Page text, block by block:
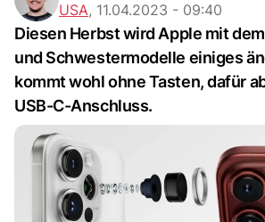
USA, 11.04.2023 - 09:40
Diesen Herbst wird Apple mit
und Schwestermodelle einiges
kommt wohl ohne Tasten, dafür
USB-C-Anschluss.